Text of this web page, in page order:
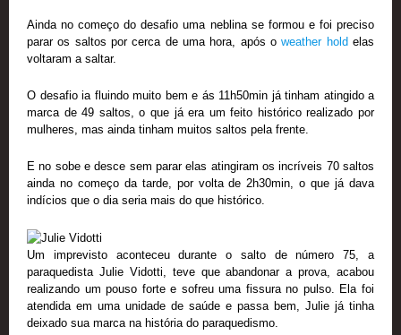
Ainda no começo do desafio uma neblina se formou e foi preciso
parar os saltos por cerca de uma hora, após oweather holdelas
voltaram a saltar.
O desafio ia fluindo muito bem e ás 11h50min já tinham atingido a
marca de 49 saltos, o que já era um feito histórico realizado por
mulheres, mas ainda tinham muitos saltos pela frente.
E no sobe e desce sem parar elas atingiram os incríveis 70 saltos
ainda no começo da tarde, por volta de 2h30min, o que já dava
indícios que o dia seria mais do que histórico.
Um imprevisto aconteceu durante o salto de número 75, a
paraquedista Julie Vidotti, teve que abandonar a prova, acabou
realizando um pouso forte e sofreu uma fissura no pulso. Ela foi
atendida em uma unidade de saúde e passa bem, Julie já tinha
deixado sua marca na história do paraquedismo.